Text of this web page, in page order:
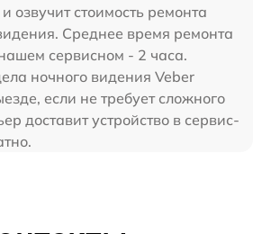
озвучит стоимость ремонта
Среднее время ремонта
сервисном - 2 часа.
ночного видения Veber
если не требует сложного
доставит устройство в сервис-